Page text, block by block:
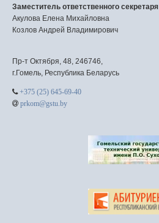
Заместитель ответственного секретаря
Акулова Елена Михайловна
Козлов Андрей Владимирович
Пр-т Октября, 48, 246746,
г.Гомель, Республика Беларусь
+375 (25) 645-69-40
prkom@gstu.by